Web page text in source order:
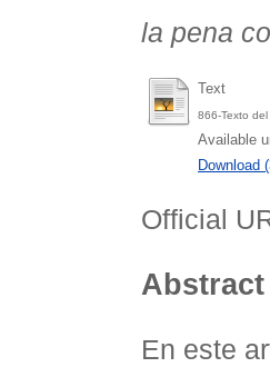
la pena
Text
866-Texto
Available
Download
Official
Abstract
En este